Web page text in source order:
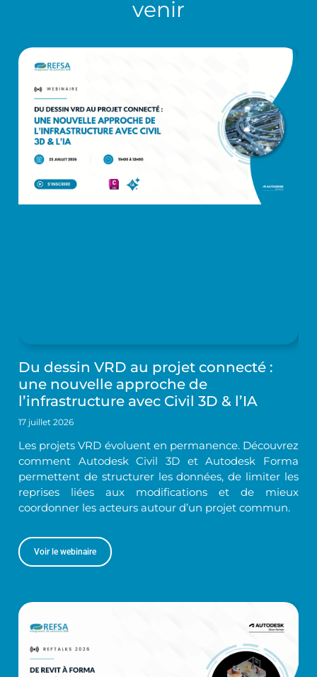
venir
Du dessin VRD au projet connecté :
une nouvelle approche de
l’infrastructure avec Civil 3D & l’IA
17 juillet 2026
Les projets VRD évoluent en permanence. Découvrez
comment Autodesk Civil 3D et Autodesk Forma
permettent de structurer les données, de limiter les
reprises liées aux modifications et de mieux
coordonner les acteurs autour d’un projet commun.
Voir le webinaire